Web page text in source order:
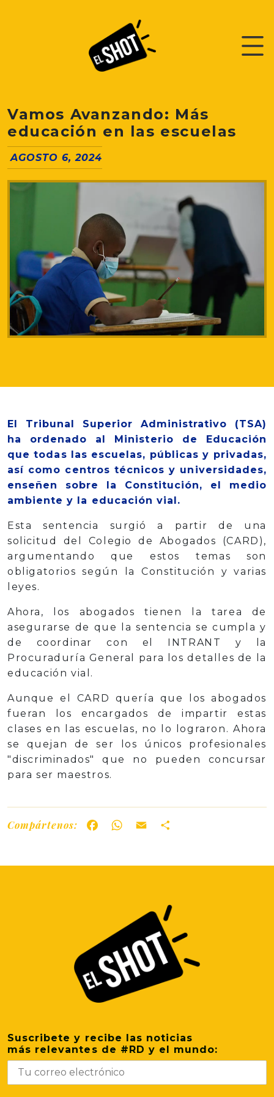
Vamos Avanzando: Más
educación en las escuelas
AGOSTO 6, 2024
El Tribunal Superior Administrativo (TSA)
ha ordenado al Ministerio de Educación
que todas las escuelas, públicas y privadas,
así como centros técnicos y universidades,
enseñen sobre la Constitución, el medio
ambiente y la educación vial.
Esta sentencia surgió a partir de una
solicitud del Colegio de Abogados (CARD),
argumentando que estos temas son
obligatorios según la Constitución y varias
leyes.
Ahora, los abogados tienen la tarea de
asegurarse de que la sentencia se cumpla y
de coordinar con el INTRANT y la
Procuraduría General para los detalles de la
educación vial.
Aunque el CARD quería que los abogados
fueran los encargados de impartir estas
clases en las escuelas, no lo lograron. Ahora
se quejan de ser los únicos profesionales
"discriminados" que no pueden concursar
para ser maestros.
Compártenos: FacebookWhatsApp
Email
Suscribete y recibe las noticias
más relevantes de #RD y el mundo: